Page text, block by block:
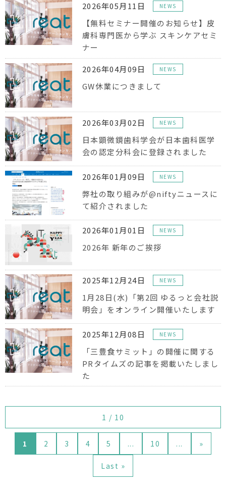
2026年05月11日 NEWS
【無料セミナー開催のお知らせ】皮
膚科専門医から学ぶ スキンケアセミ
ナー
2026年04月09日 NEWS
GW休業につきまして
2026年03月02日 NEWS
日本顕微鏡歯科学会が日本歯科医学
会の認定分科会に登録されました
2026年01月09日 NEWS
弊社の取り組みが@niftyニュースに
て紹介されました
2026年01月01日 NEWS
2026年 新年のご挨拶
2025年12月24日 NEWS
1月28日(水)「第2回 ゆるっと会社説
明会」をオンライン開催いたします
2025年12月08日 NEWS
「三豊食サミット」の開催に関する
PRタイムズの記事を掲載いたしまし
た
1 / 10
1 2 3 4 5 ... 10 ... »
Last »